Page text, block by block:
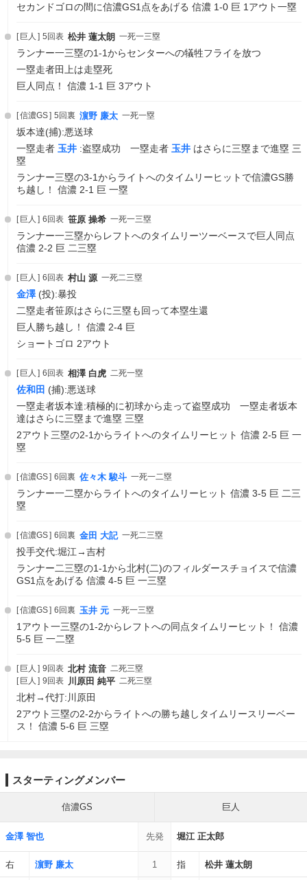
セカンドゴロの間に信濃GS1点をあげる 信濃 1-0 巨 1アウト一塁
巨人 5回表 松井 蓮太朗 一死一三塁
ランナー一三塁の1-1からセンターへの犠牲フライを放つ
一塁走者田上は走塁死
巨人同点！ 信濃 1-1 巨 3アウト
信濃GS 5回裏 濵野 廉太 一死一塁
坂本達(捕):悪送球
一塁走者 玉井 :盗塁成功 一塁走者 玉井 はさらに三塁まで進塁 三
塁
ランナー三塁の3-1からライトへのタイムリーヒットで信濃GS勝
ち越し！ 信濃 2-1 巨 一塁
巨人 6回表 笹原 操希 一死一三塁
ランナー一三塁からレフトへのタイムリーツーベースで巨人同点
信濃 2-2 巨 二三塁
巨人 6回表 村山 源 一死二三塁
金澤(投):暴投
二塁走者笹原はさらに三塁も回って本塁生還
巨人勝ち越し！ 信濃 2-4 巨
ショートゴロ 2アウト
巨人 6回表 相澤 白虎 二死一塁
佐和田 (捕):悪送球
一塁走者坂本達:積極的に初球から走って盗塁成功 一塁走者坂本
達はさらに三塁まで進塁 三塁
2アウト三塁の2-1からライトへのタイムリーヒット 信濃 2-5 巨 一
塁
信濃GS 6回裏 佐々木 駿斗 一死一二塁
ランナー一二塁からライトへのタイムリーヒット 信濃 3-5 巨 二三
塁
信濃GS 6回裏 金田 大記 一死二三塁
投手交代:堀江→吉村
ランナー二三塁の1-1から北村(二)のフィルダースチョイスで信濃
GS1点をあげる 信濃 4-5 巨 一三塁
信濃GS 6回裏 玉井 元 一死一三塁
1アウト一三塁の1-2からレフトへの同点タイムリーヒット！ 信濃
5-5 巨 一二塁
巨人 9回表 北村 流音 二死三塁
巨人
9回表 川原田 純平 二死三塁
北村→代打:川原田
2アウト三塁の2-2からライトへの勝ち越しタイムリースリーベー
ス！ 信濃 5-6 巨 三塁
スターティングメンバー
信濃GS 巨人
金澤 智也 先発 堀江 正太郎
右 濵野 廉太 1 指 松井 蓮太朗